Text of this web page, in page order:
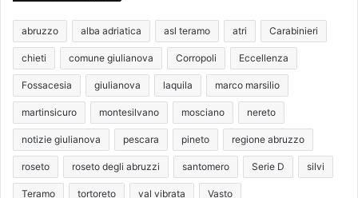
abruzzo alba adriatica asl teramo atri Carabinieri
chieti comune giulianova Corropoli Eccellenza
Fossacesia giulianova laquila marco marsilio
martinsicuro montesilvano mosciano nereto
notizie giulianova pescara pineto regione abruzzo
roseto roseto degli abruzzi santomero Serie D silvi
Teramo tortoreto val vibrata Vasto